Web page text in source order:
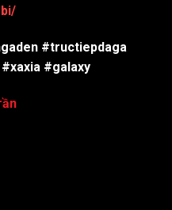
#tructiepdaga
#galaxy